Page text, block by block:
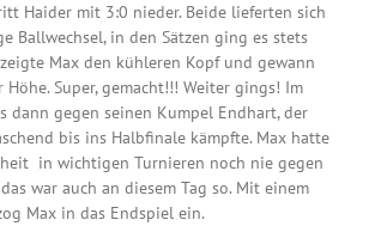
Haider mit 3:0 nieder. Beide lieferten sich
Ballwechsel, in den Sätzen ging es stets
Max den kühleren Kopf und gewann
Super, gemacht!!! Weiter gings! Im
dann gegen seinen Kumpel Endhart, der
bis ins Halbfinale kämpfte. Max hatte
in wichtigen Turnieren noch nie gegen
war auch an diesem Tag so. Mit einem
Max in das Endspiel ein.